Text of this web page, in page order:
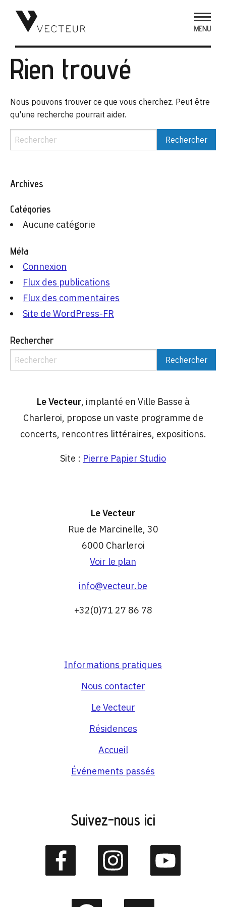
Rien trouvé
Nous pouvons trouver ce que vous cherchez. Peut être
qu'une recherche pourrait aider.
Archives
Catégories
Aucune catégorie
Méta
Connexion
Flux des publications
Flux des commentaires
Site de WordPress-FR
Rechercher
Le Vecteur, implanté en Ville Basse à
Charleroi, propose un vaste programme de
concerts, rencontres littéraires, expositions.
Site : Pierre Papier Studio
Le Vecteur
Rue de Marcinelle, 30
6000 Charleroi
Voir le plan
info@vecteur.be
+32(0)71 27 86 78
Informations pratiques
Nous contacter
Le Vecteur
Résidences
Accueil
Événements passés
Suivez-nous ici